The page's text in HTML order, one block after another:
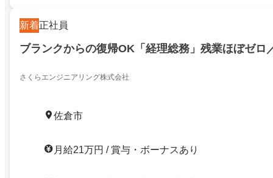
新着正社員
ブランクからの復帰OK「経理総務」残業ほぼゼロ
さくらエンジニアリング株式会社
佐倉市
月給21万円 / 賞与・ボーナスあり